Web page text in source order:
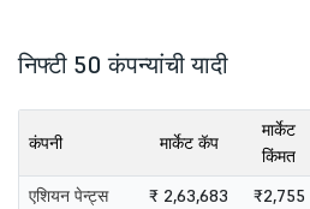
निफ्टी 50 कंपन्यांची यादी
कंपनी मार्केट कॅप
मार्केट
किंमत
एशियन पेन्ट्स
₹ 2,63,683
₹2,755